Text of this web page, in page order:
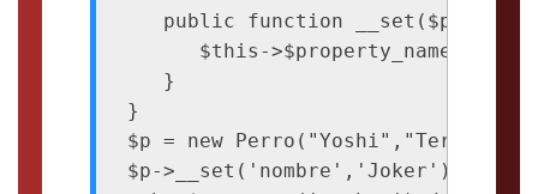
public function
$this->$property_name =
   }
}
$p = new Perro("Yoshi","Terrier");
$p->__set('nombre','Joker');